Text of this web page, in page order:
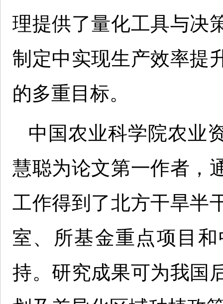
理提供了量化工具与决
制定中实现生产效率提
的多重目标。
中国农业科学院农业
慧聪为论文第一作者，
工作得到了北方干旱半
室、所基金重点项目
持。研究成果可为我国